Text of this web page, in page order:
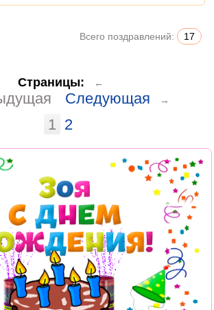
Всего поздравлений: 17
Страницы: ←
Следующая →
1 2